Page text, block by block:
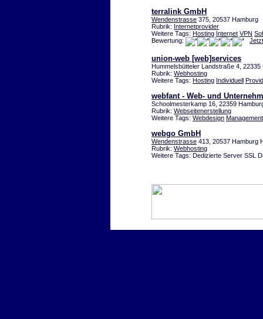
terralink GmbH
Wendenstrasse 375, 20537 Hamburg
Rubrik: Internetprovider
Weitere Tags: Hosting Internet VPN
Bewertung:
union-web [web]services
Hummelsbütteler Landstraße 4, 22335
Rubrik: Webhosting
Weitere Tags: Hosting Individuell
webfant - Web- und
Schoolmesterkamp 16, 22359
Rubrik: Webseitenerstellung
Weitere Tags: Webdesign Management
webgo GmbH
Wendenstrasse 413, 20537 Hamburg
Rubrik: Webhosting
Weitere Tags: Dedizierte Server SSL